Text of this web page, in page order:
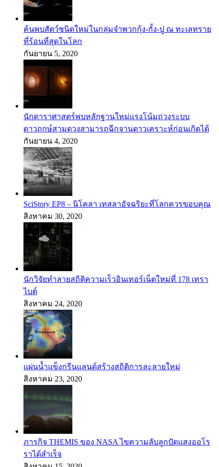
ค้นพบสัตว์ชนิดใหม่ในกลุ่มจำพวกกุ้ง-กั้ง-ปู ณ ทะเลทราย
ที่ร้อนที่สุดในโลก
กันยายน 5, 2020
นักดาราศาสตร์พบหลักฐานใหม่แรงโน้มถ่วงระบบ
ดาวฤกษ์สามดวงสามารถฉีกจานดาวเคราะห์ก่อนเกิดได้
กันยายน 4, 2020
SciStory EP8 – นิโคลา เทสลาอัจฉริยะที่โลกควรขอบคุณ
สิงหาคม 30, 2020
นักวิจัยทำลายสถิติความเร็วอินเทอร์เน็ตใหม่ที่ 178 เทรา
ไบต์
สิงหาคม 24, 2020
แผ่นน้ำแข็งกรีนแลนด์สร้างสถิติการละลายใหม่
สิงหาคม 23, 2020
ภารกิจ THEMIS ของ NASA ไขความลับลูกปัดแสงออโร
ราได้สำเร็จ